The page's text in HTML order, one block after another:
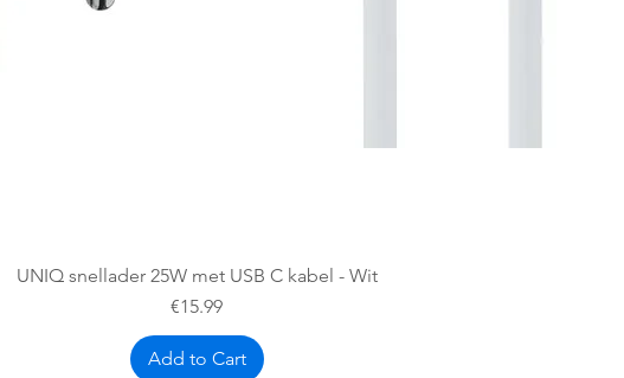
Quick View
UNIQ snellader 25W met USB C kabel - Wit
Price
€15.99
Add to Cart